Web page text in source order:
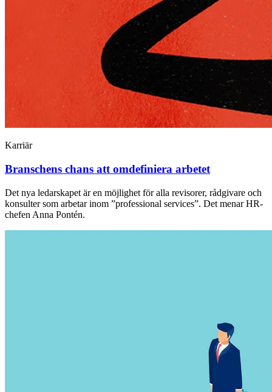
Karriär
Branschens chans att omdefiniera arbetet
Det nya ledarskapet är en möjlighet för alla revisorer, rådgivare och
konsulter som arbetar inom ”professional services”. Det menar HR-
chefen Anna Pontén.